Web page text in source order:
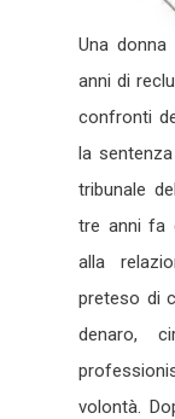
Una
anni di
confronti
la
tribunale
tre anni fa
alla
preteso di
denaro,
volontà.